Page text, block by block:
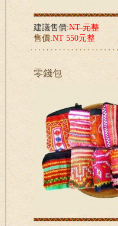
建議售價:NT 元整
售價:NT 550元整
零錢包